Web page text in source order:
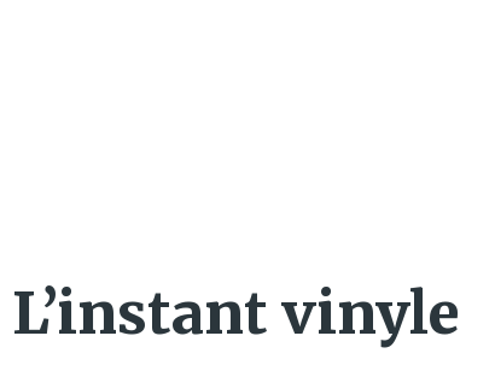
L’instant vinyle